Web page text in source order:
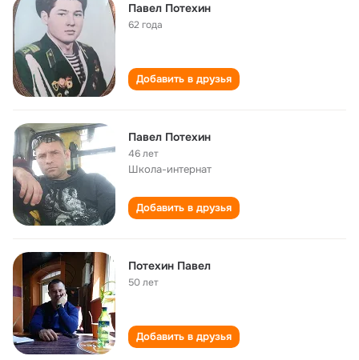
Павел Потехин
62 года
Добавить в друзья
Павел Потехин
46 лет
Школа-интернат
Добавить в друзья
Потехин Павел
50 лет
Добавить в друзья